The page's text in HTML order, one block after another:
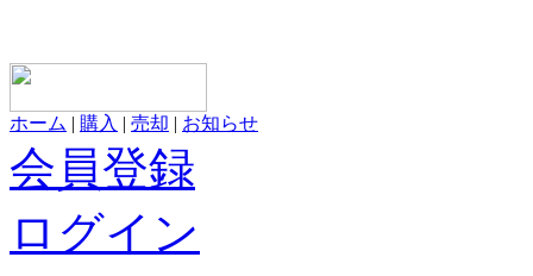
ホーム | 購入 | 売却 | お知らせ
会員登録
ログイン